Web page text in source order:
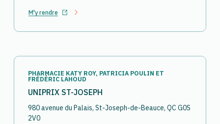
M'y rendreOuvrir dans un nouvel onglet
PHARMACIE KATY ROY, PATRICIA POULIN ET
FRÉDÉRIC LAHOUD
UNIPRIX ST-JOSEPH
980 avenue du Palais, St-Joseph-de-Beauce, QC G0S
2V0